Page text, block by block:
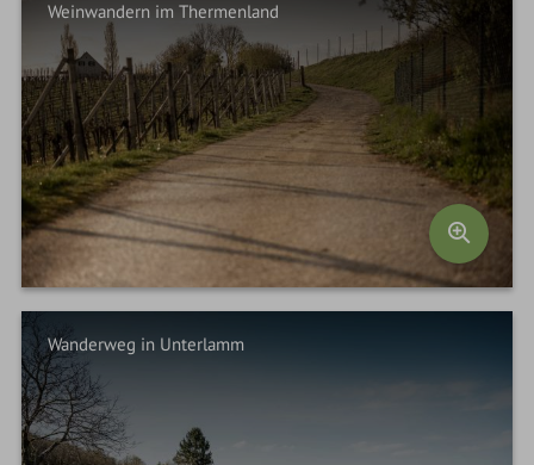
Weinwandern im Thermenland
Wanderweg in Unterlamm